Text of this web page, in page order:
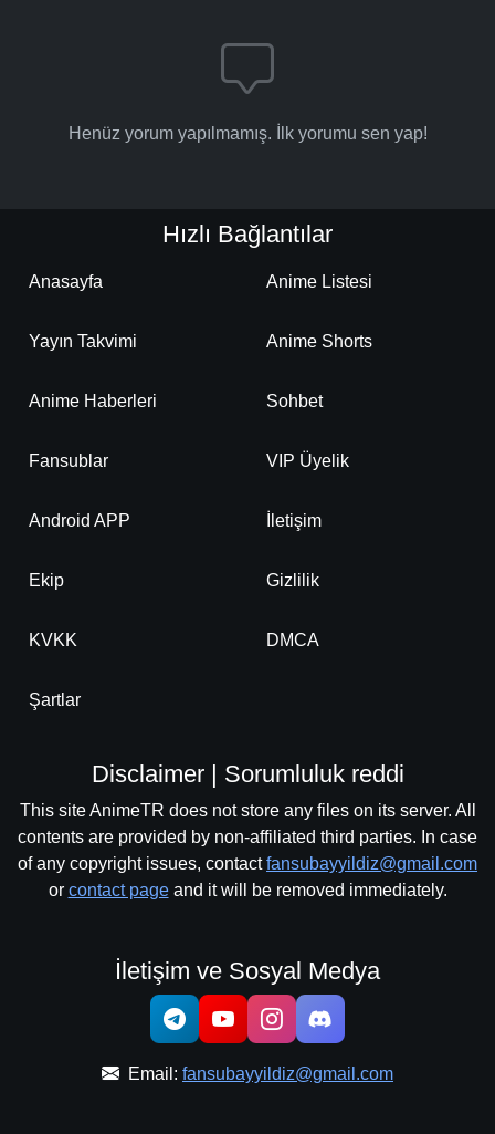
Henüz yorum yapılmamış. İlk yorumu sen yap!
Hızlı Bağlantılar
Anasayfa Anime Listesi
Yayın Takvimi Anime Shorts
Anime Haberleri Sohbet
Fansublar VIP Üyelik
Android APP İletişim
Ekip Gizlilik
KVKK DMCA
Şartlar
Disclaimer | Sorumluluk reddi
This site AnimeTR does not store any files on its server. All
contents are provided by non-affiliated third parties. In case
of any copyright issues, contactfansubayyildiz@gmail.com
or contact pageand it will be removed immediately.
İletişim ve Sosyal Medya
Email: fansubayyildiz@gmail.com